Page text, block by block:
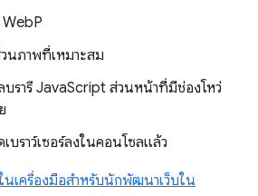
นภาพที่เหมาะสม
บรารี JavaScript ส่วนหน้าที่มีช่องโหว่
ราว์เซอร์ลงในคอนโซลแล้ว
นเครื่องมือสำหรับนักพัฒนาเว็บใน